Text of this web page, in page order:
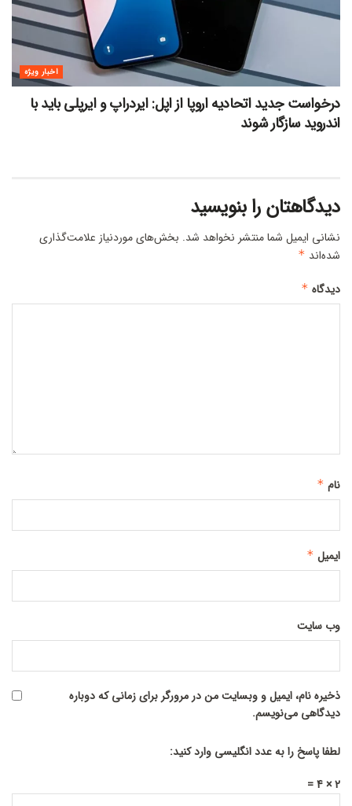
اخبار ویژه
درخواست جدید اتحادیه اروپا از اپل: ایردراپ و ایرپلی باید با
اندروید سازگار شوند
دیدگاهتان را بنویسید
نشانی ایمیل شما منتشر نخواهد شد. بخش‌های موردنیاز علامت‌گذاری
شده‌اند *
دیدگاه *
نام *
ایمیل *
وب‌ سایت
ذخیره نام، ایمیل و وبسایت من در مرورگر برای زمانی که دوباره
دیدگاهی می‌نویسم.
لطفا پاسخ را به عدد انگلیسی وارد کنید:
2 × 4 =